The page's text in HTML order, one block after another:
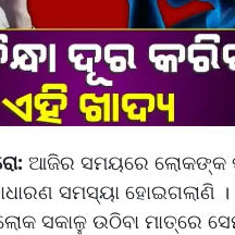
ଆଜିର ସମୟରେ ଲୋକଙ୍କ
ସମସ୍ୟା ହୋଇଗଲାଣି ।
ସକାଳୁ ଉଠିବା ମାତ୍ରେ